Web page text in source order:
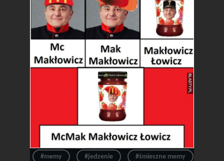
#memy #jedzenie #śmieszne memy